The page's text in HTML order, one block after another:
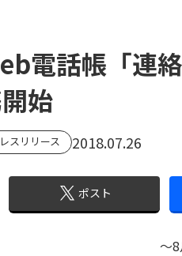
電話帳「連
始
スリリース 2018.07.26
ポスト
～